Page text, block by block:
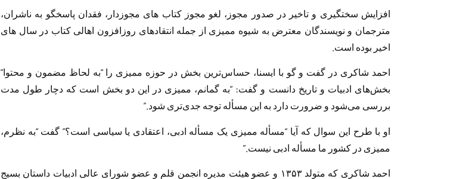
افزایش سختگیری و تاخیر در صدور مجوز، لغو مجوز کتاب های مجوزدار، فقدان پاسخگو به ناشران،
مترجمان و نویسندگان معترض به شیوه ممیزی از جمله انتقادهای روزافزون اهالی کتاب در سال های
اخیر بوده است.
احمد شاکری در گفت و گو با ایسنا، حساس‌ترین بخش در حوزه ممیزی را “به لحاظ مضمون و محتوا”
بخش‌های ادبیات و تاریخ دانست و گفت: “به گمانم، ممیزی در این دو بخش است که دچار طول مدت
بررسی می‌شود و ضرورت دارد به این مسأله توجه جدی‌تری شود.”
او با طرح این سوال که آیا “مسأله‌ ممیزی یک مسأله‌ ادبی، اعتقادی یا سیاسی است؟” گفت “به نظرم،
ممیزی در کشور ما مسأله‌ ادبی نیست.”
احمد شاکری که متولد ۱۳۵۳ و عضو هیئت مدیره انجمن قلم و عضو شورای عالی ادبیات داستان بسیج